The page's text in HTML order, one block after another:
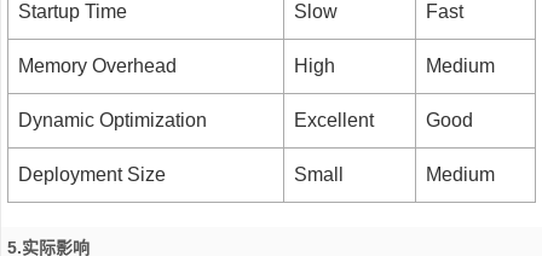
Startup Time Slow Fast
Memory Overhead High Medium
Dynamic Optimization Excellent Good
Deployment Size Small Medium
5.实际影响